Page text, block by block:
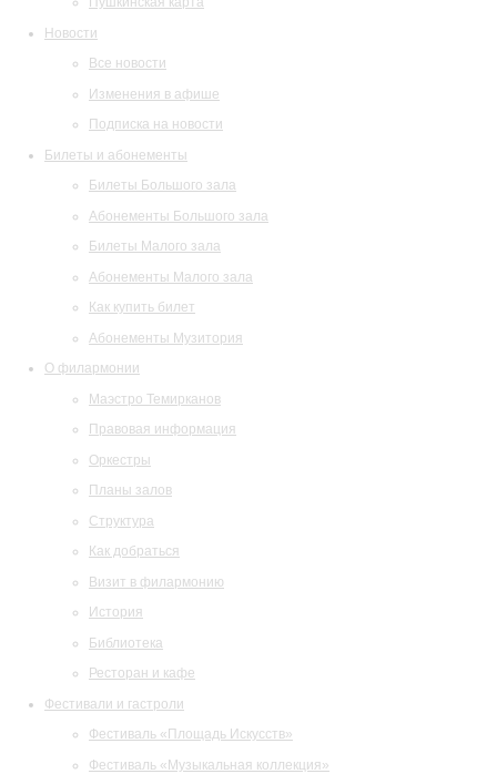
Новости
Все новости
Изменения в афише
Подписка на новости
Билеты и абонементы
Билеты Большого зала
Абонементы Большого зала
Билеты Малого зала
Абонементы Малого зала
Как купить билет
Абонементы Музитория
О филармонии
Маэстро Темирканов
Правовая информация
Оркестры
Планы залов
Структура
Как добраться
Визит в филармонию
История
Библиотека
Ресторан и кафе
Фестивали и гастроли
Фестиваль «Площадь Искусств»
Фестиваль «Музыкальная коллекция»